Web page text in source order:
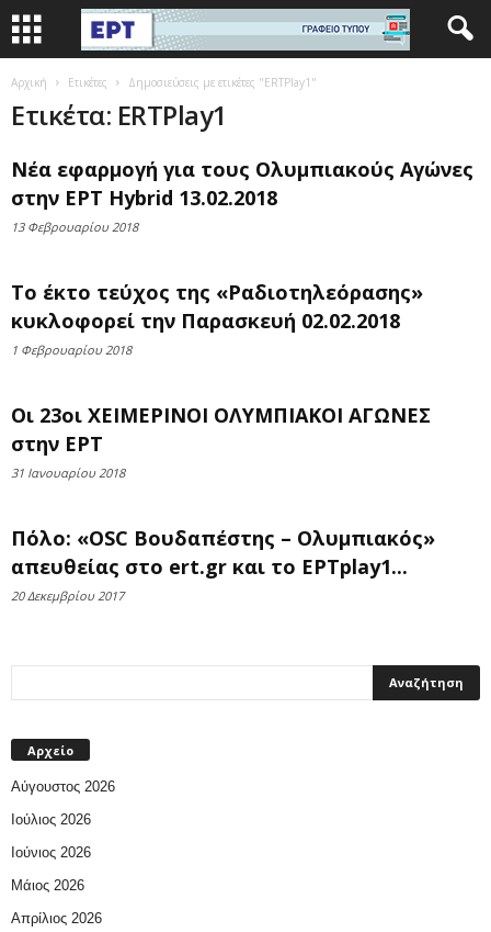
Αρχική Ετικέτες Δημοσιεύσεις με ετικέτες "ERTPlay1"
Ετικέτα: ERTPlay1
Νέα εφαρμογή για τους Ολυμπιακούς Αγώνες
στην ΕΡΤ Hybrid 13.02.2018
13 Φεβρουαρίου 2018
Το έκτο τεύχος της «Ραδιοτηλεόρασης»
κυκλοφορεί την Παρασκευή 02.02.2018
1 Φεβρουαρίου 2018
Οι 23οι ΧΕΙΜΕΡΙΝΟΙ ΟΛΥΜΠΙΑΚΟΙ ΑΓΩΝΕΣ
στην ΕΡΤ
31 Ιανουαρίου 2018
Πόλο: «OSC Βουδαπέστης – Ολυμπιακός»
απευθείας στο ert.gr και το ΕΡΤplay1...
20 Δεκεμβρίου 2017
Αρχείο
Αύγουστος 2026
Ιούλιος 2026
Ιούνιος 2026
Μάιος 2026
Απρίλιος 2026